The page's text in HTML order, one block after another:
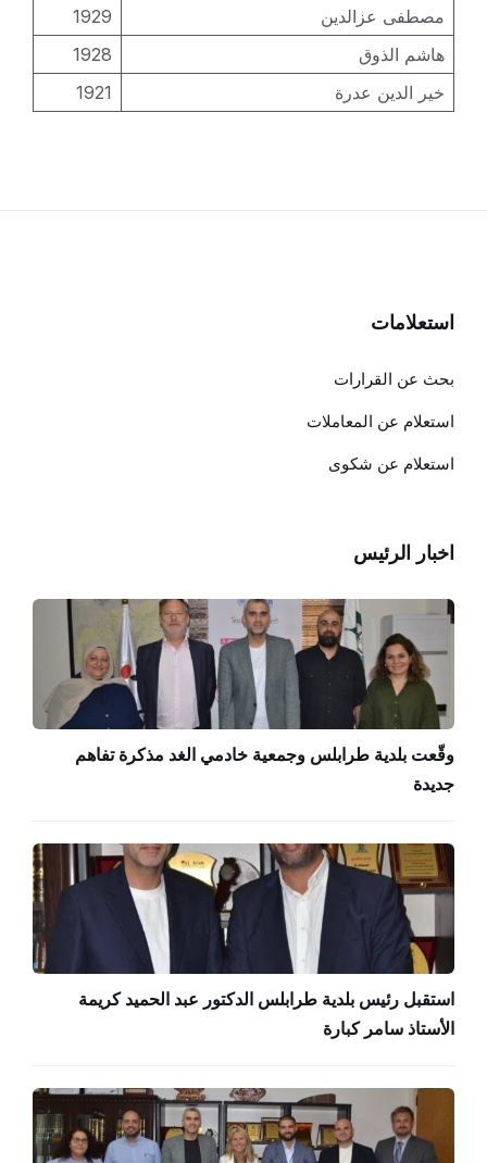
مصطفى عزالدين
1929
هاشم الذوق
1928
خير الدين عدرة
1921
استعلامات
بحث عن القرارات
استعلام عن المعاملات
استعلام عن شكوى
اخبار الرئيس
وقّعت بلدية طرابلس وجمعية خادمي الغد مذكرة تفاهم
جديدة
استقبل رئيس بلدية طرابلس الدكتور عبد الحميد كريمة
الأستاذ سامر كبارة